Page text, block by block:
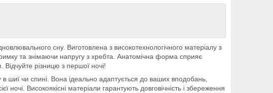
сну. Виготовлена з високотехнологічного матеріалу з
та знімаючи напругу з хребта. Анатомічна форма сприяє
різницю з першої ночі!
чи спині. Вона ідеально адаптується до ваших вподобань,
Високоякісні матеріали гарантують довговічність і збереження